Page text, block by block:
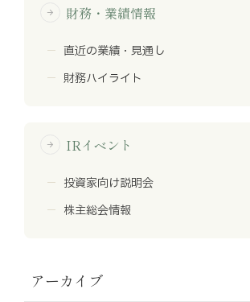
arrow_forward 財務・業績情報
直近の業績・見通し
財務ハイライト
arrow_forward IRイベント
投資家向け説明会
株主総会情報
アーカイブ